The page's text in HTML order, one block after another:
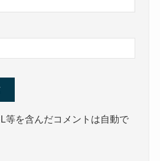
等を含んだコメントは自動で